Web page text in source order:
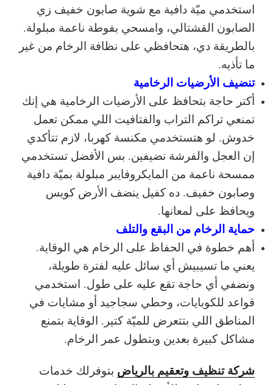
استخدمي ميّة دافية مع شوية صابون خفيف زي
الصابون القشتالي، وامسحي بفوطة ناعمة مبلولة.
بالطريقة دي، هتحافظي على نظافة الرخام من غير
ما تأذيه.
تنضيف الأرضيات الرخامية
أكتر حاجة بتحافظ على الأرضيات الرخامية هي إنك
تمنعي تراكم التراب والفتافيت اللي ممكن تعمل
خدوش. لو هتستخدمي مكنسة كهربا، لازم تتأكدي
إن العجل والفرشة نضيفين. بس الأفضل تستخدمي
ممسحة ناعمة من المايكروفايبر مبلولة بميّة دافية
وصابون خفيف. ده كفيل ينضف الأرض كويس
ويحافظ على لمعانها.
حماية الرخام من البقع والتلف
أهم خطوة في الحفاظ على الرخام هي الوقاية.
يعني ما تسيبيش أي سائل عليه لفترة طويلة،
ونضفي أي حاجة تقع عليه على طول. استخدمي
قواعد للكوبايات، وحطي سجاجيد أو مشايات في
المناطق اللي بتتعرض للميّة كتير. الوقاية بتمنع
مشاكل كبيرة بعدين وبتطول عمر الرخام.
شركة تنظيف وتعقيم بالرياض بتوفرلك خدمات